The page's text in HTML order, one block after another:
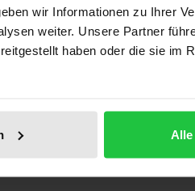
wir Informationen zu Ihrer
weiter. Unsere Partner
haben oder die sie im
Alle